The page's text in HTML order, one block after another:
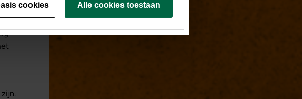
cookies Alle cookies toestaan
al